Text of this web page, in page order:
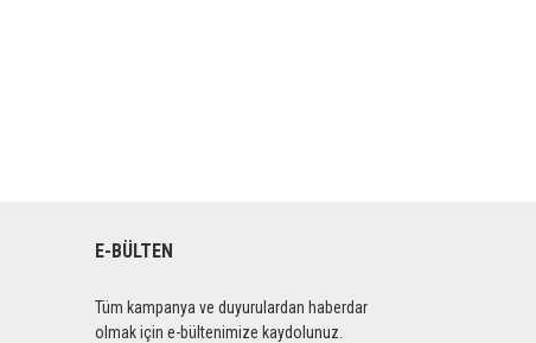
E-BÜLTEN
Tüm kampanya ve duyurulardan haberdar
olmak için e-bültenimize kaydolunuz.